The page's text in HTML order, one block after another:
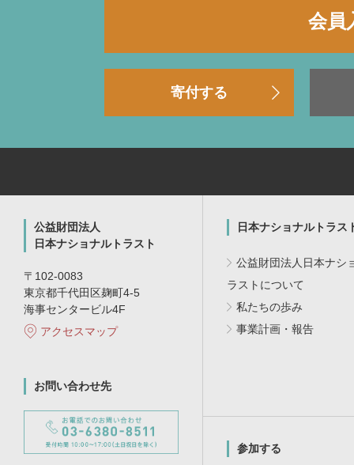
会員
寄付する
公益財団法人
日本ナショナルトラスト
〒102-0083
東京都千代田区麹町4-5
海事センタービル4F
アクセスマップ
お問い合わせ先
日本ナショナルトラス
公益財団法人日本ナシ
ラストについて
私たちの歩み
事業計画・報告
参加する